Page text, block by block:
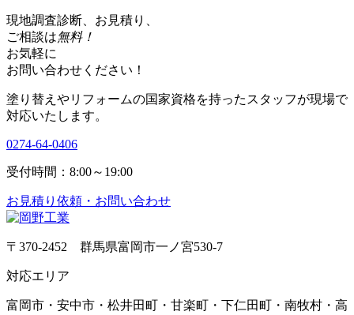
現地調査診断、お見積り、
ご相談は無料！
お気軽に
お問い合わせください！
塗り替えやリフォームの国家資格を持ったスタッフが現場で
対応いたします。
0274-64-0406
受付時間：8:00～19:00
お見積り依頼・お問い合わせ
〒370-2452 群馬県富岡市一ノ宮530-7
対応エリア
富岡市・安中市・松井田町・甘楽町・下仁田町・南牧村・高